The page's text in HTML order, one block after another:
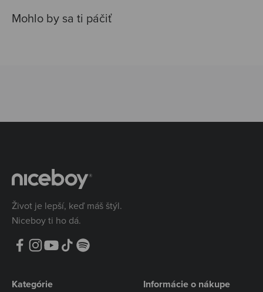
Život je lepší, keď máš štýl.
Niceboy ti ho dá.
Kategórie Informácie o nákupe